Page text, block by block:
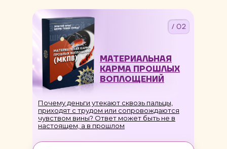
МАТЕРИАЛЬНАЯ
КАРМА ПРОШЛЫХ
ВОПЛОЩЕНИЙ
Почему деньги утекают сквозь пальцы,
приходят с трудом или сопровождаются
чувством вины? Ответ может быть не в
настоящем, а в прошлом
/ 02